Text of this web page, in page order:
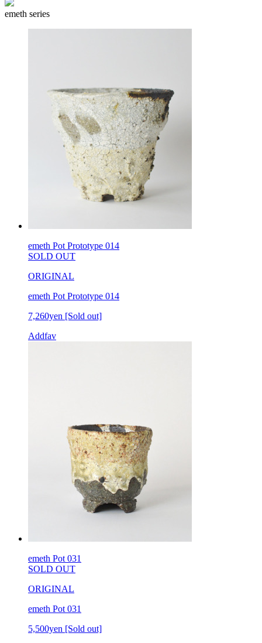
emeth series
emeth Pot Prototype 014
SOLD OUT
ORIGINAL
emeth Pot Prototype 014
7,260yen [Sold out]
Addfav
emeth Pot 031
SOLD OUT
ORIGINAL
emeth Pot 031
5,500yen [Sold out]